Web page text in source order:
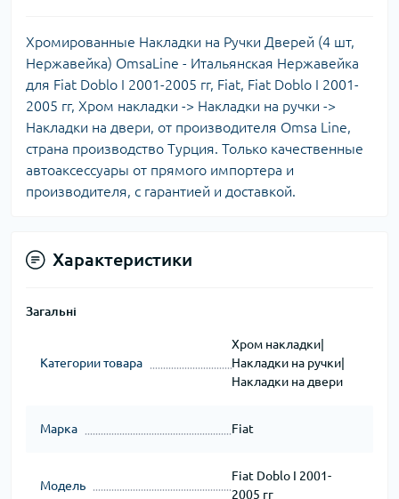
Хромированные Накладки на Ручки Дверей (4 шт,
Нержавейка) OmsaLine - Итальянская Нержавейка
для Fiat Doblo I 2001-2005 гг, Fiat, Fiat Doblo I 2001-
2005 гг, Хром накладки -> Накладки на ручки ->
Накладки на двери, от производителя Omsa Line,
страна производство Турция. Только качественные
автоаксессуары от прямого импортера и
производителя, с гарантией и доставкой.
Характеристики
Загальні
Категории товара
Хром накладки|
Накладки на ручки|
Накладки на двери
Марка Fiat
Модель
Fiat Doblo I 2001-
2005 гг